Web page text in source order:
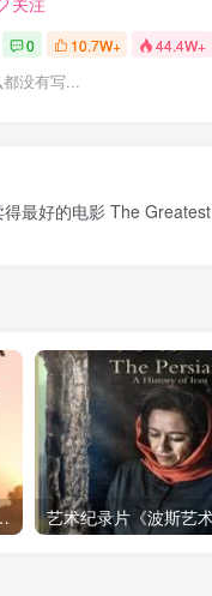
0 10.7W+ 44.4W+
没有写...
最好的电影 The Greatest
》下载